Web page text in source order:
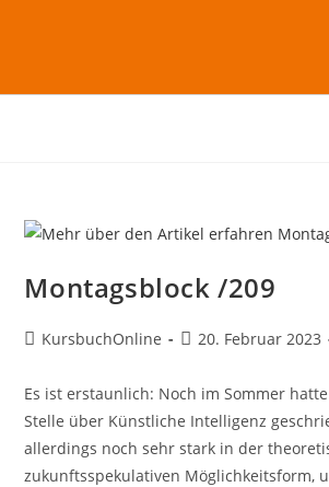
Montagsblock /209
KursbuchOnline 20. Februar 2023
Es ist erstaunlich: Noch im Sommer
Stelle über Künstliche Intelligenz
allerdings noch sehr stark in der
zukunftsspekulativen Möglichkeitsform,